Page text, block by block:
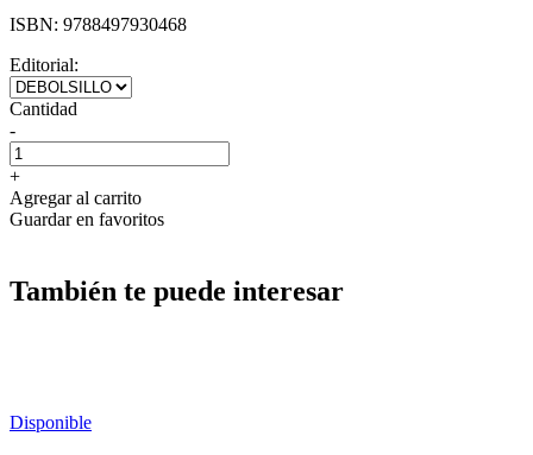
ISBN: 9788497930468
Editorial:
Cantidad
-
+
Agregar al carrito
Guardar en favoritos
También te puede interesar
Disponible